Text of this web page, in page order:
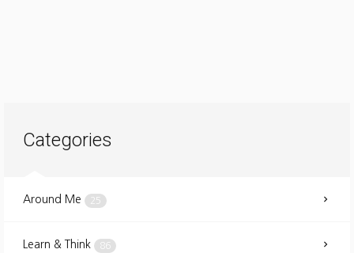
Categories
Around Me 25
Learn & Think 86